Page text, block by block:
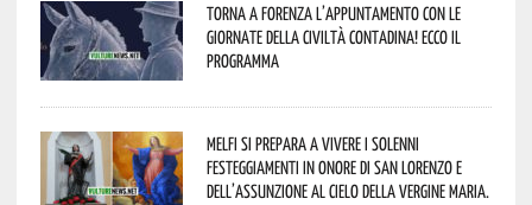
Torna a Forenza l’appuntamento con le
Giornate della Civiltà Contadina! Ecco il
programma
Melfi si prepara a vivere i solenni
festeggiamenti in onore di San Lorenzo e
dell’assunzione al cielo della Vergine Maria.